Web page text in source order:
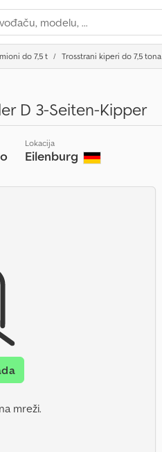
do 7,5 t Trosstrani kiperi do 7,5 tona
D 3-Seiten-Kipper
Lokacija
Eilenburg
mreži.